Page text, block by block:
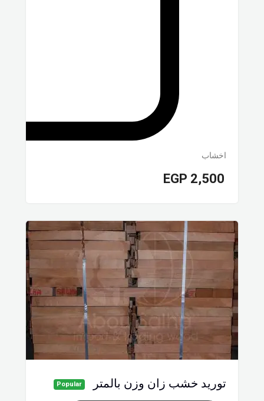
اخشاب
EGP 2,500
توريد خشب زان وزن بالمتر Popular